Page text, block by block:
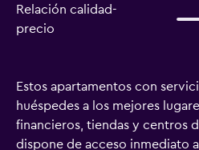
Relación calidad-
precio
Estos apartamentos con
huéspedes a los mejores
financieros, tiendas y centros
dispone de acceso inmediato